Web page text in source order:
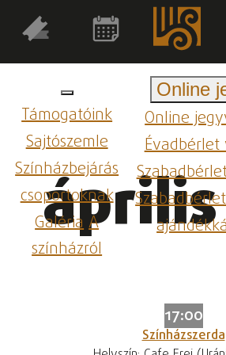
Támogatóink
Sajtószemle
Színházbejárás
csoportoknak
GalériaA
színházról
Online
Online
17:00
Színházszerda